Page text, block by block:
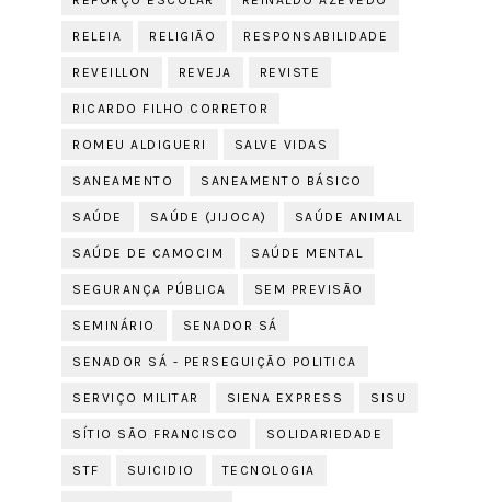
RELEIA RELIGIÃO RESPONSABILIDADE
REVEILLON REVEJA REVISTE
RICARDO FILHO CORRETOR
ROMEU ALDIGUERI SALVE VIDAS
SANEAMENTO SANEAMENTO BÁSICO
SAÚDE SAÚDE (JIJOCA) SAÚDE ANIMAL
SAÚDE DE CAMOCIM SAÚDE MENTAL
SEGURANÇA PÚBLICA SEM PREVISÃO
SEMINÁRIO SENADOR SÁ
SENADOR SÁ - PERSEGUIÇÃO POLITICA
SERVIÇO MILITAR SIENA EXPRESS SISU
SÍTIO SÃO FRANCISCO SOLIDARIEDADE
STF SUICIDIO TECNOLOGIA